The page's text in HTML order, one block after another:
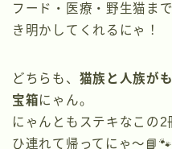
フード・医療・野生猫ま
き明かしてくれるにゃ！
どちらも、 猫族と人族が
宝箱にゃん。
にゃんともステキなこの
ひ連れて帰ってにゃ〜📘🐾